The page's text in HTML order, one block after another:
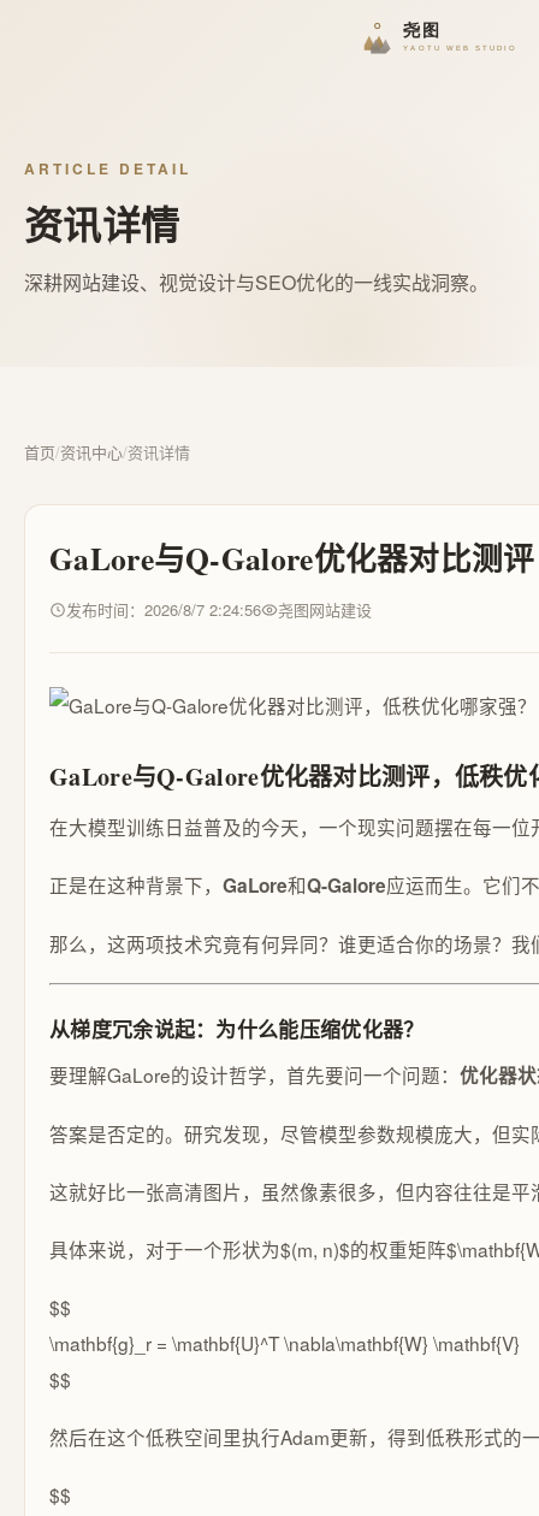
ARTICLE DETAIL
资讯详情
深耕网站建设、视觉设计与SEO优化的一线实战洞察。
首页/资讯中心/资讯详情
GaLore与Q-Galore优化器对比测
发布时间：2026/8/7 2:24:56 尧图网站建设
GaLore与Q-Galore优化器对比测评，低秩优
在大模型训练日益普及的今天，一个现实问题摆在每一
正是在这种背景下， GaLore和Q-Galore应运而生。它们
那么，这两项技术究竟有何异同？谁更适合你的场景？
从梯度冗余说起：为什么能压缩优化器？
要理解GaLore的设计哲学，首先要问一个问题： 优化器
答案是否定的。研究发现，尽管模型参数规模庞大，但
这就好比一张高清图片，虽然像素很多，但内容往往是
具体来说，对于一个形状为$(m, n)$的权重矩阵
$$
\mathbf{g}_r = \mathbf{U}^T \nabla\mathbf{W} \mathbf{V}
$$
然后在这个低秩空间里执行Adam更新，得到低秩形式的
$$